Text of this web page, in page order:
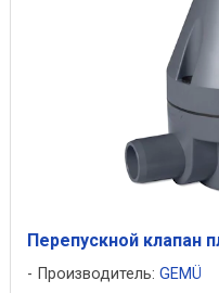
Перепускной клапан
Производитель: GEMÜ